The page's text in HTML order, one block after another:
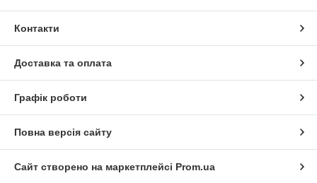
Контакти
Доставка та оплата
Графік роботи
Повна версія сайту
Сайт створено на маркетплейсі Prom.ua